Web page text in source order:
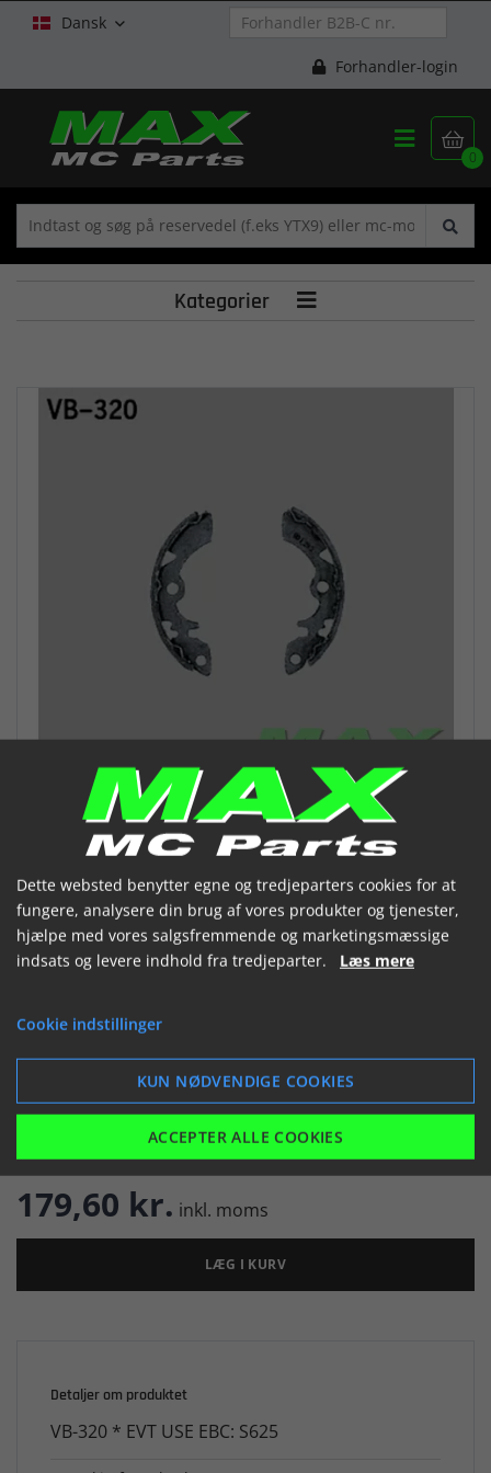
Dansk 
Forhandler-login

0

Kategorier 
VESRAH Bremsebakker VB320
(VB-320KV)
Er på lager
179,60 kr. inkl. moms
LÆG I KURV
Detaljer om produktet
VB-320 * EVT USE EBC: S625
Dette websted benytter egne og tredjeparters cookies for at
fungere, analysere din brug af vores produkter og tjenester,
hjælpe med vores salgsfremmende og marketingsmæssige
indsats og levere indhold fra tredjeparter. Læs mere
Cookie indstillinger
KUN NØDVENDIGE COOKIES
ACCEPTER ALLE COOKIES